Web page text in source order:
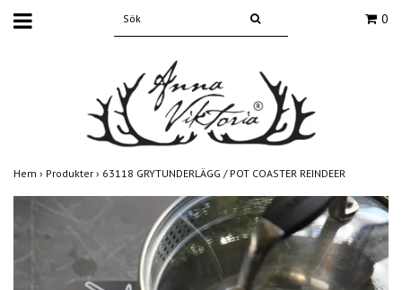
0
Hem › Produkter › 63118 GRYTUNDERLÄGG / POT COASTER REINDEER